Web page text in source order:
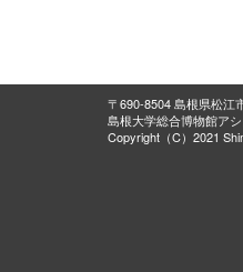
〒690-8504 島根県松江
島根大学総合博物館ア
Copyright（C）2021